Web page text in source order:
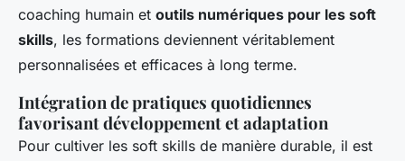
coaching humain et outils numériques pour les soft
skills, les formations deviennent véritablement
personnalisées et efficaces à long terme.
Intégration de pratiques quotidiennes
favorisant développement et adaptation
Pour cultiver les soft skills de manière durable, il est